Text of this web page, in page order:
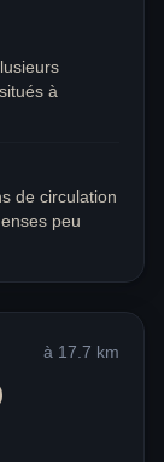
à
de circulation
peu
à 17.7 km